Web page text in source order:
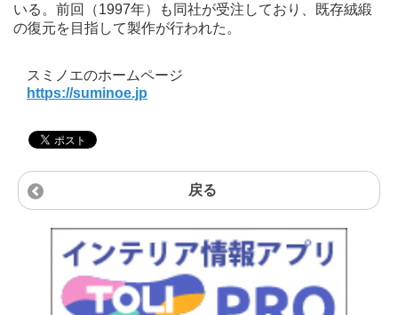
いる。前回（1997年）も同社が受注しており、既存絨緞
の復元を目指して製作が行われた。
スミノエのホームページ
https://suminoe.jp
戻る